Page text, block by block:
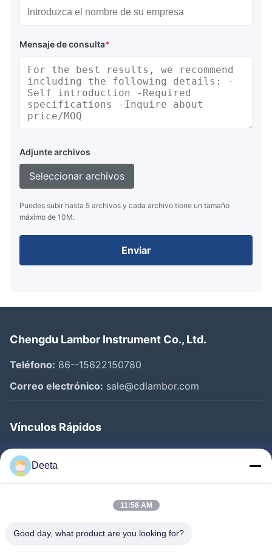
Mensaje de consulta*
Adjunte archivos
Seleccionar archivos
Puedes subir hasta 5 archivos y cada archivo tiene un tamaño
máximo de 10M.
Enviar
Chengdu Lambor Instrument Co., Ltd.
Teléfono: 86--15622150780
Correo electrónico: sale@cdlambor.com
Vínculos Rápidos
Inicio
Productos
Control De Calidad
Deeta
11:58 AM
Good day, what product are you looking for?